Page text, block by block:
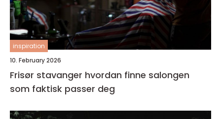
inspiration
10. February 2026
Frisør stavanger hvordan finne salongen
som faktisk passer deg